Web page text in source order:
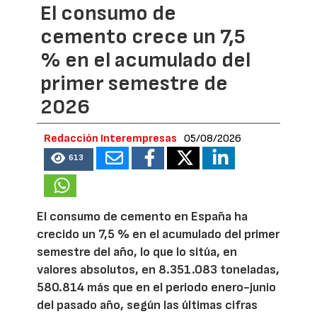
El consumo de
cemento crece un 7,5
% en el acumulado del
primer semestre de
2026
Redacción Interempresas 05/08/2026
613
El consumo de cemento en España ha
crecido un 7,5 % en el acumulado del primer
semestre del año, lo que lo sitúa, en
valores absolutos, en 8.351.083 toneladas,
580.814 más que en el periodo enero-junio
del pasado año, según las últimas cifras